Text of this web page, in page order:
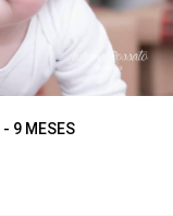
- 9 MESES